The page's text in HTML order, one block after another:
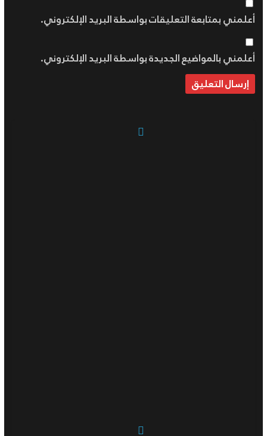
أعلمني بمتابعة التعليقات بواسطة البريد الإلكتروني.
أعلمني بالمواضيع الجديدة بواسطة البريد الإلكتروني.